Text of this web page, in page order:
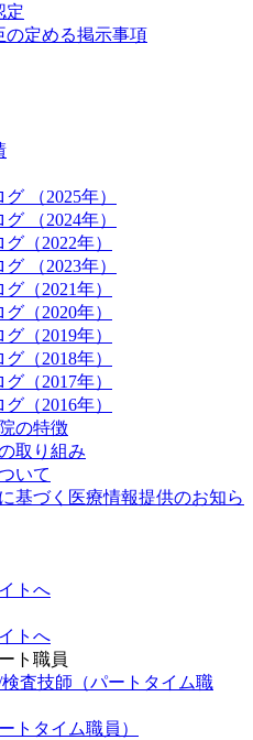
定
の定める掲示事項
（2025年）
（2024年）
（2022年）
（2023年）
（2021年）
（2020年）
（2019年）
（2018年）
（2017年）
（2016年）
の特徴
取り組み
いて
基づく医療情報提供のお知ら
トへ
トへ
ト職員
査技師（パートタイム職
トタイム職員）